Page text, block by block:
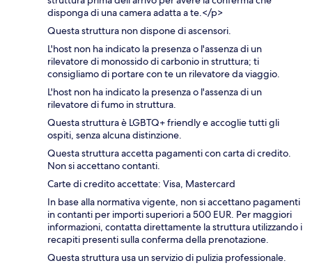
disponga di una camera adatta a te.</p>
Questa struttura non dispone di ascensori.
L'host non ha indicato la presenza o l'assenza di un
rilevatore di monossido di carbonio in struttura; ti
consigliamo di portare con te un rilevatore da viaggio.
L'host non ha indicato la presenza o l'assenza di un
rilevatore di fumo in struttura.
Questa struttura è LGBTQ+ friendly e accoglie tutti gli
ospiti, senza alcuna distinzione.
Questa struttura accetta pagamenti con carta di credito.
Non si accettano contanti.
Carte di credito accettate: Visa, Mastercard
In base alla normativa vigente, non si accettano pagamenti
in contanti per importi superiori a 500 EUR. Per maggiori
informazioni, contatta direttamente la struttura utilizzando i
recapiti presenti sulla conferma della prenotazione.
Questa struttura usa un servizio di pulizia professionale.